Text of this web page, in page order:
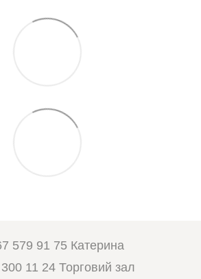
579 91 75 Катерина
11 24 Торговий зал